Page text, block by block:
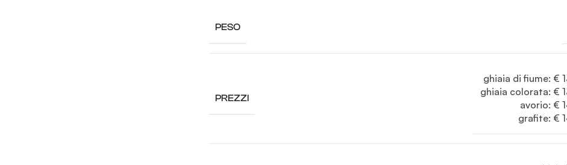
PESO
PREZZI
ghiaia di fiume: €
ghiaia colorata: €
avorio: €
grafite: €